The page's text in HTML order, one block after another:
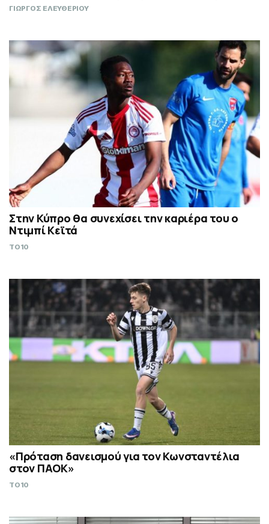
ΓΙΩΡΓΟΣ ΕΛΕΥΘΕΡΙΟΥ
Στην Κύπρο θα συνεχίσει την καριέρα του ο
Ντιμπί Κεϊτά
TO10
«Πρόταση δανεισμού για τον Κωνσταντέλια
στον ΠΑΟΚ»
TO10